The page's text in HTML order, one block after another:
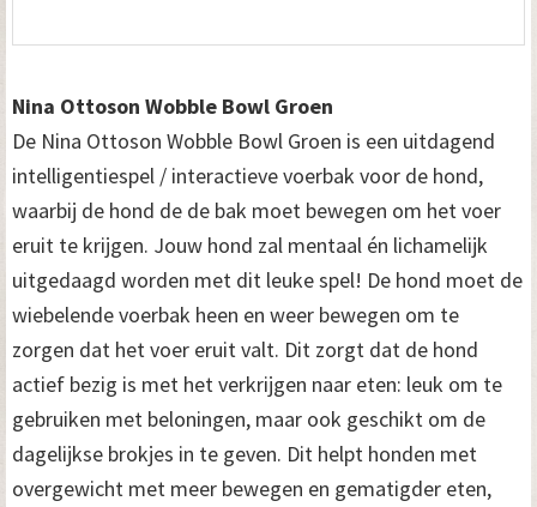
Nina Ottoson Wobble Bowl Groen
De Nina Ottoson Wobble Bowl Groen is een uitdagend
intelligentiespel / interactieve voerbak voor de hond,
waarbij de hond de de bak moet bewegen om het voer
eruit te krijgen. Jouw hond zal mentaal én lichamelijk
uitgedaagd worden met dit leuke spel! De hond moet de
wiebelende voerbak heen en weer bewegen om te
zorgen dat het voer eruit valt. Dit zorgt dat de hond
actief bezig is met het verkrijgen naar eten: leuk om te
gebruiken met beloningen, maar ook geschikt om de
dagelijkse brokjes in te geven. Dit helpt honden met
overgewicht met meer bewegen en gematigder eten,